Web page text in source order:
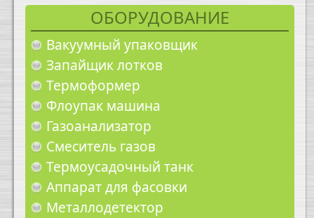
ОБОРУДОВАНИЕ
Вакуумный упаковщик
Запайщик лотков
Термоформер
Флоупак машина
Газоанализатор
Смеситель газов
Термоусадочный танк
Аппарат для фасовки
Металлодетектор